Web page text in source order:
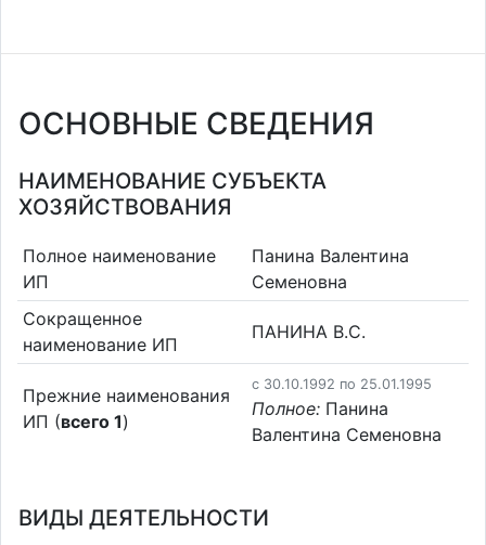
ОСНОВНЫЕ СВЕДЕНИЯ
НАИМЕНОВАНИЕ СУБЪЕКТА
ХОЗЯЙСТВОВАНИЯ
Полное наименование
ИП
Панина Валентина
Семеновна
Сокращенное
наименование ИП
ПАНИНА В.С.
Прежние наименования
ИП (всего 1)
c 30.10.1992 по 25.01.1995
Полное: Панина
Валентина Семеновна
ВИДЫ ДЕЯТЕЛЬНОСТИ